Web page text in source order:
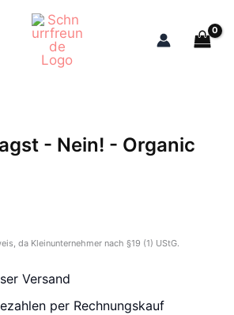
- Nein! - Organic
da Kleinunternehmer nach §19 (1) UStG.
Versand
per Rechnungskauf